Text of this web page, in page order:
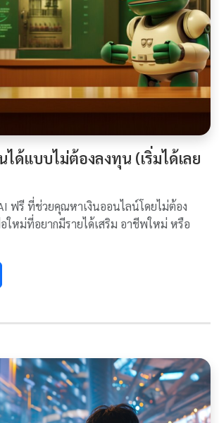
ได้แบบไม่ต้องลงทุน (เริ่มได้เลย
ฟรี ที่ช่วยคุณหาเงินออนไลน์โดยไม่ต้อง
ใหม่ที่อยากมีรายได้เสริม อาชีพใหม่ หรือ